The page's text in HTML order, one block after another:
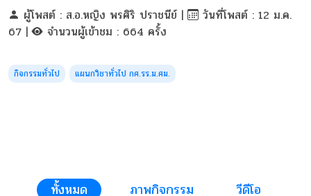
ผู้โพสต์ : ส.อ.หญิง พรศิริ ปราชนีย์ |
วันที่โพสต์ : 12 ม.ค.
67 |
จำนวนผู้เข้าชม : 664 ครั้ง
กิจกรรมทั่วไป แผนกวิชาทั่วไป กศ.รร.ม.ศม.
ทั้งหมด ภาพกิจกรรม วีดีโอ